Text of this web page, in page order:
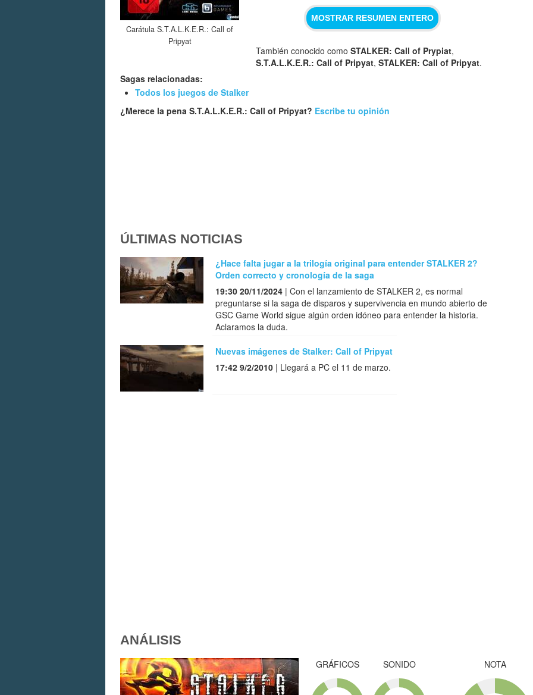
Carátula S.T.A.L.K.E.R.: Call of
Pripyat
MOSTRAR RESUMEN ENTERO
También conocido como STALKER: Call of Prypiat,
S.T.A.L.K.E.R.: Call of Pripyat, STALKER: Call of Pripyat.
Sagas relacionadas:
Todos los juegos de Stalker
¿Merece la pena S.T.A.L.K.E.R.: Call of Pripyat? Escribe tu opinión
ÚLTIMAS NOTICIAS
¿Hace falta jugar a la trilogía original para entender STALKER 2?
Orden correcto y cronología de la saga
19:30 20/11/2024 | Con el lanzamiento de STALKER 2, es normal
preguntarse si la saga de disparos y supervivencia en mundo abierto de
GSC Game World sigue algún orden idóneo para entender la historia.
Aclaramos la duda.
Nuevas imágenes de Stalker: Call of Pripyat
17:42 9/2/2010 | Llegará a PC el 11 de marzo.
ANÁLISIS
GRÁFICOS SONIDO NOTA